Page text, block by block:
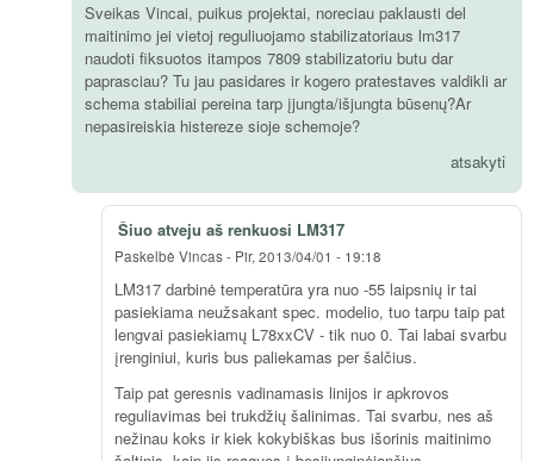
Sveikas Vincai, puikus projektai, noreciau paklausti del
maitinimo jei vietoj reguliuojamo stabilizatoriaus lm317
naudoti fiksuotos itampos 7809 stabilizatoriu butu dar
paprasciau? Tu jau pasidares ir kogero pratestaves valdikli ar
schema stabiliai pereina tarp įjungta/išjungta būsenų?Ar
nepasireiskia histereze sioje schemoje?
atsakyti
Šiuo atveju aš renkuosi LM317
Paskelbė Vincas- Pir, 2013/04/01 - 19:18
LM317 darbinė temperatūra yra nuo -55 laipsnių ir tai
pasiekiama neužsakant spec. modelio, tuo tarpu taip pat
lengvai pasiekiamų L78xxCV - tik nuo 0. Tai labai svarbu
įrenginiui, kuris bus paliekamas per šalčius.
Taip pat geresnis vadinamasis linijos ir apkrovos
reguliavimas bei trukdžių šalinimas. Tai svarbu, nes aš
nežinau koks ir kiek kokybiškas bus išorinis maitinimo